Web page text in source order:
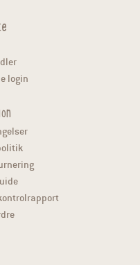
login